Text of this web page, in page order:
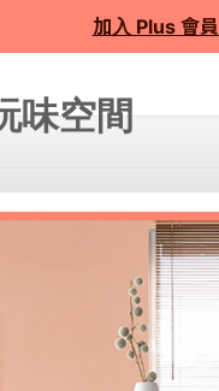
加入 Plus 會